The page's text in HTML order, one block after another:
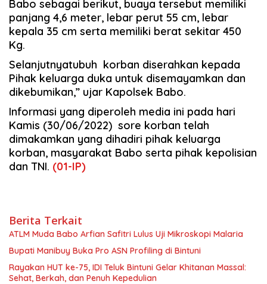
Babo sebagai berikut, buaya tersebut memiliki
panjang 4,6 meter, lebar perut 55 cm, lebar
kepala 35 cm serta memiliki berat sekitar 450
Kg.
Selanjutnyatubuh korban diserahkan kepada
Pihak keluarga duka untuk disemayamkan dan
dikebumikan,” ujar Kapolsek Babo.
Informasi yang diperoleh media ini pada hari
Kamis (30/06/2022) sore korban telah
dimakamkan yang dihadiri pihak keluarga
korban, masyarakat Babo serta pihak kepolisian
dan TNI. (01-IP)
Berita Terkait
ATLM Muda Babo Arfian Safitri Lulus Uji Mikroskopi Malaria
Bupati Manibuy Buka Pro ASN Profiling di Bintuni
Rayakan HUT ke-75, IDI Teluk Bintuni Gelar Khitanan Massal:
Sehat, Berkah, dan Penuh Kepedulian